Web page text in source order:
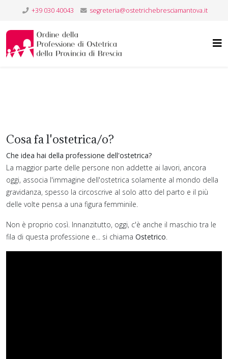
+39 030 40043 segreteria@ostetrichebresciamantova.it
Cosa fa l'ostetrica/o?
Che idea hai della professione dell'ostetrica?
La maggior parte delle persone non addette ai lavori, ancora
oggi, associa l'immagine dell'ostetrica solamente al mondo della
gravidanza, spesso la circoscrive al solo atto del parto e il più
delle volte pensa a una figura femminile.
Non è proprio così. Innanzitutto, oggi, c'è anche il maschio tra le
fila di questa professione e... si chiama Ostetrico.